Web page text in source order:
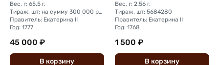
Вес, г: 65.5 г.
Тираж, шт: на сумму 300 000 рублей (сумма 10 копеек + 5 копеек +2 копейки + 1 копейка + денга + полушка)
Правитель: Екатерина II
Год: 1777
45 000 ₽
В корзину
Вес, г: 2.56 г.
Тираж, шт: 5684280
Правитель: Екатерина II
Год: 1768
1 500 ₽
В корзину